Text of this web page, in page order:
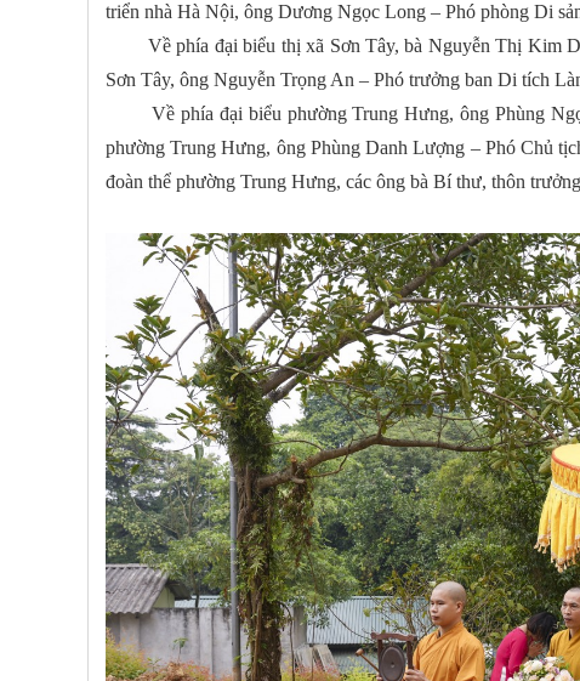
triển nhà Hà Nội, ông Dương Ngọc Long – Phó phòng Di
Về phía đại biểu thị xã Sơn Tây, bà Nguyễn Thị Kim
Sơn Tây, ông Nguyễn Trọng An – Phó trưởng ban Di tích
Về phía đại biểu phường Trung Hưng, ông Phùng
phường Trung Hưng, ông Phùng Danh Lượng – Phó Chủ
đoàn thể phường Trung Hưng, các ông bà Bí thư, thôn